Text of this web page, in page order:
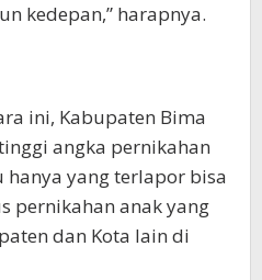
kedepan,” harapnya.
ini, Kabupaten Bima
angka pernikahan
hanya yang terlapor bisa
pernikahan anak yang
dan Kota lain di